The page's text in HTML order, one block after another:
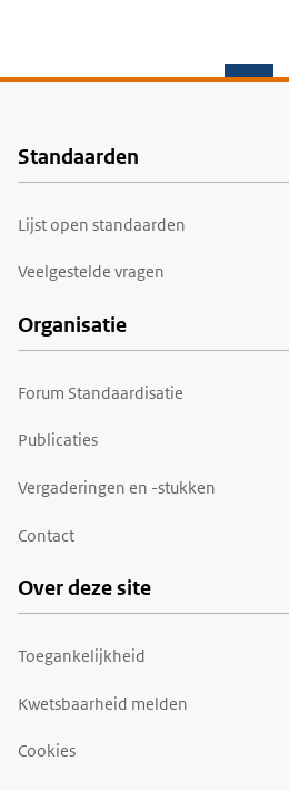
Voet
Standaarden
Lijst open standaarden
Veelgestelde vragen
Organisatie
Forum Standaardisatie
Publicaties
Vergaderingen en -stukken
Contact
Over deze site
Toegankelijkheid
Kwetsbaarheid melden
Cookies